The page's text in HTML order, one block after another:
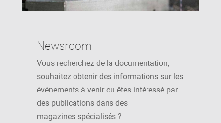
Newsroom
Vous recherchez de la documentation,
souhaitez obtenir des informations sur les
événements à venir ou êtes intéressé par
des publications dans des
magazines spécialisés ?